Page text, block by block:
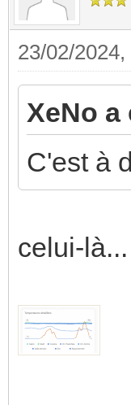
23/02/
XeNo a
C'est à
celui-là...